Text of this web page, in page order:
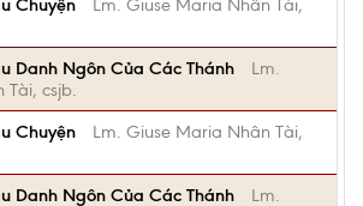
Chuyện
Lm. Giuse Maria Nhân Tài,
Danh Ngôn Của Các Thánh
Lm.
Tài, csjb.
Chuyện
Lm. Giuse Maria Nhân Tài,
Danh Ngôn Của Các Thánh
Lm.